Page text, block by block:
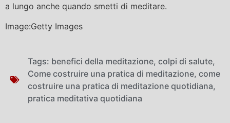
a lungo anche quando smetti di meditare.
Image:Getty Images
Tags: benefici della meditazione, colpi di salute,
Come costruire una pratica di meditazione, come
costruire una pratica di meditazione quotidiana,
pratica meditativa quotidiana